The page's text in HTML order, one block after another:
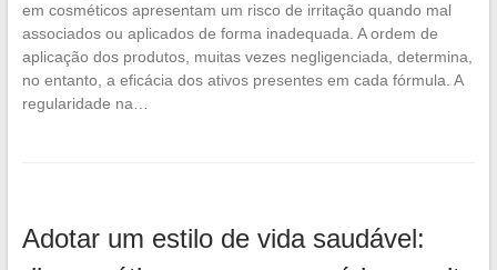
em cosméticos apresentam um risco de irritação quando mal
associados ou aplicados de forma inadequada. A ordem de
aplicação dos produtos, muitas vezes negligenciada, determina,
no entanto, a eficácia dos ativos presentes em cada fórmula. A
regularidade na…
Adotar um estilo de vida saudável: